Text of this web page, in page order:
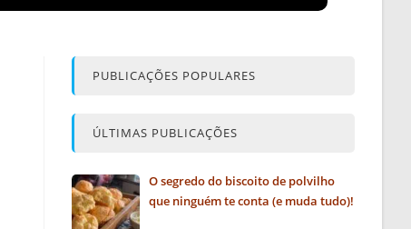
PUBLICAÇÕES POPULARES
ÚLTIMAS PUBLICAÇÕES
O segredo do biscoito de polvilho
que ninguém te conta (e muda tudo)!